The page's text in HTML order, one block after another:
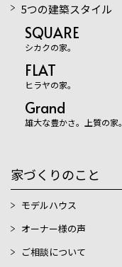
5つの建築スタイル
SQUARE
シカクの家。
FLAT
ヒラヤの家。
Grand
雄大な豊かさ。上質の家。
家づくりのこと
モデルハウス
オーナー様の声
ご相談について